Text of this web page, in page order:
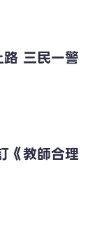
三民一警
《教師合理